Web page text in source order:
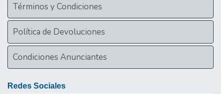
Términos y Condiciones
Política de Devoluciones
Condiciones Anunciantes
Redes Sociales